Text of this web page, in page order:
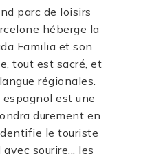
parc de loisirs
héberge la
Familia et son
tout est sacré, et
régionales.
est une
durement en
le touriste
sourire... les